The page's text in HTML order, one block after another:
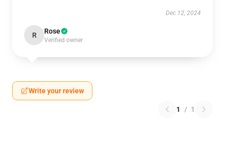
Dec 12, 2024
R Rose
Verified owner
Write your review
1 / 1